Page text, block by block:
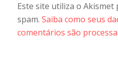
Este site utiliza o Akismet
spam. Saiba como seus
comentários são